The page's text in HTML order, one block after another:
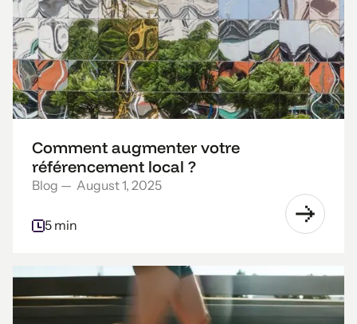
Comment augmenter votre
référencement local ?
Blog — August 1, 2025
5 min